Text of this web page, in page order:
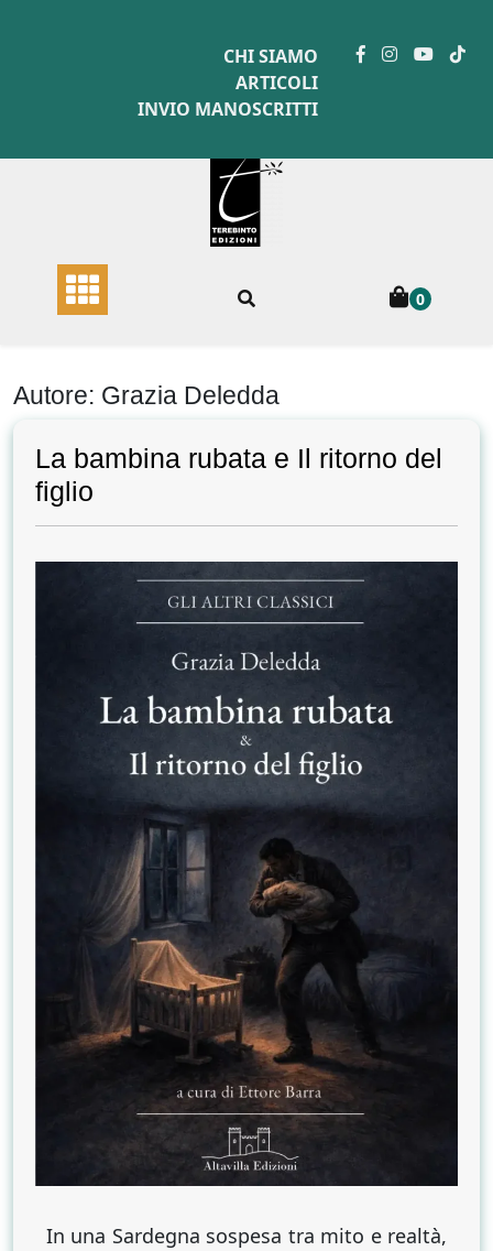
CHI SIAMO
ARTICOLI
INVIO MANOSCRITTI
0
Autore: Grazia Deledda
La bambina rubata e Il ritorno del
figlio
In una Sardegna sospesa tra mito e realtà,